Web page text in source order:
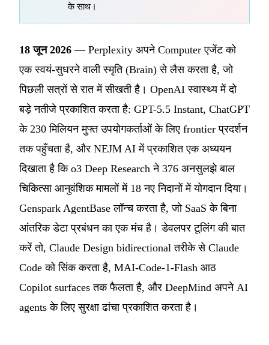
के साथ।
18 जून 2026 — Perplexity अपने Computer एजेंट को
एक स्वयं-सुधरने वाली स्मृति (Brain) से लैस करता है, जो
पिछली सत्रों से रात में सीखती है। OpenAI स्वास्थ्य में दो
बड़े नतीजे प्रकाशित करता है: GPT-5.5 Instant, ChatGPT
के 230 मिलियन मुफ्त उपयोगकर्ताओं के लिए frontier प्रदर्शन
तक पहुँचता है, और NEJM AI में प्रकाशित एक अध्ययन
दिखाता है कि o3 Deep Research ने 376 अनसुलझे बाल
चिकित्सा आनुवंशिक मामलों में 18 नए निदानों में योगदान दिया।
Genspark AgentBase लॉन्च करता है, जो SaaS के बिना
आंतरिक डेटा प्रबंधन का एक मंच है। डेवलपर टूलिंग की बात
करें तो, Claude Design bidirectional तरीके से Claude
Code को सिंक करता है, MAI-Code-1-Flash आठ
Copilot surfaces तक फैलता है, और DeepMind अपने AI
agents के लिए सुरक्षा ढांचा प्रकाशित करता है।